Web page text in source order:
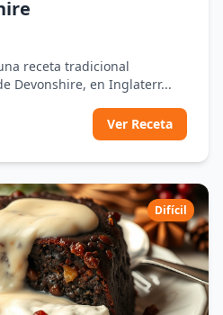
receta tradicional
Devonshire, en Inglaterr...
Ver Receta
Difícil